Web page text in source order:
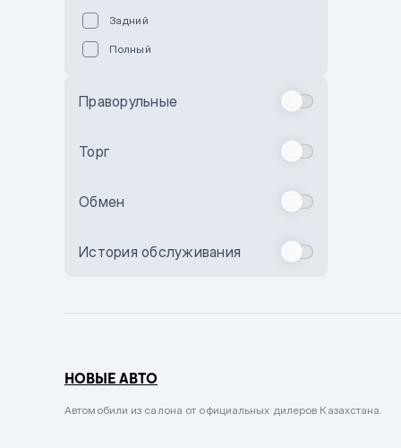
Бежевый
Комбинированный
Сиреневый металлик
Задний
Полный
Праворульные
Торг
Обмен
История обслуживания
НОВЫЕ АВТО
Автомобили из салона от официальных дилеров Казахстана.